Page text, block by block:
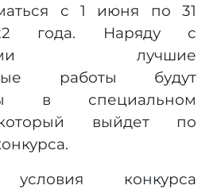
с 1 июня по 31
года. Наряду с
лучшие
работы будут
в специальном
выйдет по
условия конкурса